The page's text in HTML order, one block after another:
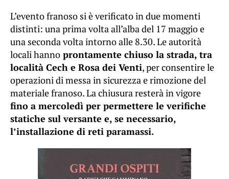
L’evento franoso si è verificato in due momenti
distinti: una prima volta all’alba del 17 maggio e
una seconda volta intorno alle 8.30. Le autorità
locali hanno prontamente chiuso la strada, tra
località Cech e Rosa dei Venti, per consentire le
operazioni di messa in sicurezza e rimozione del
materiale franoso. La chiusura resterà in vigore
fino a mercoledì per permettere le verifiche
statiche sul versante e, se necessario,
l’installazione di reti paramassi.